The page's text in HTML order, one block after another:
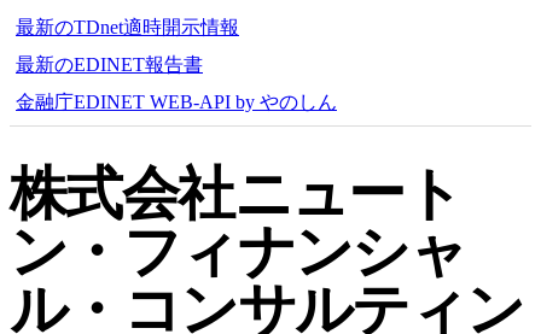
最新のTDnet適時開示情報
最新のEDINET報告書
金融庁EDINET WEB-API by やのしん
株式会社ニュート
ン・フィナンシャ
ル・コンサルティン